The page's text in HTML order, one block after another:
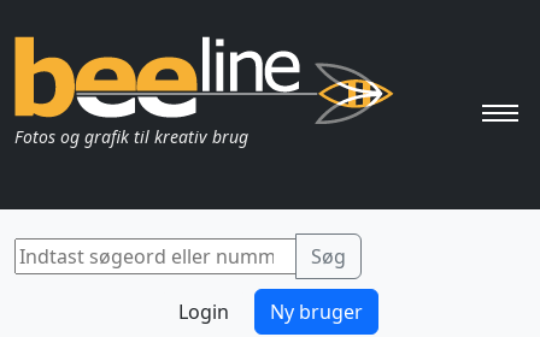
Fotos og grafik til kreativ brug
Login Ny bruger